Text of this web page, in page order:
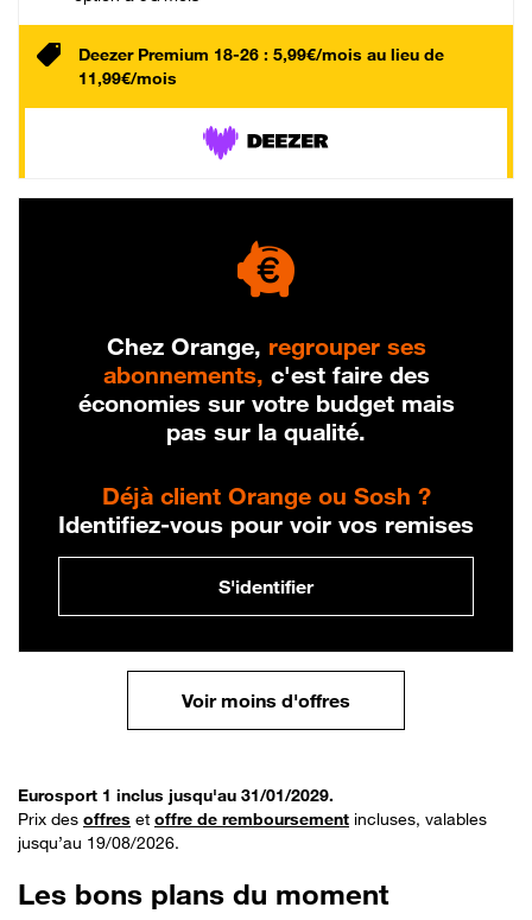
Deezer Premium 18-26 : 5,99€/mois au lieu de
11,99€/mois
Chez Orange, regrouper ses
abonnements, c'est faire des
économies sur votre budget mais
pas sur la qualité.
Déjà client Orange ou Sosh ?
Identifiez-vous pour voir vos remises
S'identifier
Voir moins d'offres
Eurosport 1 inclus jusqu'au 31/01/2029.
Prix des offres et offre de remboursement incluses, valables
jusqu’au 19/08/2026.
Les bons plans du moment